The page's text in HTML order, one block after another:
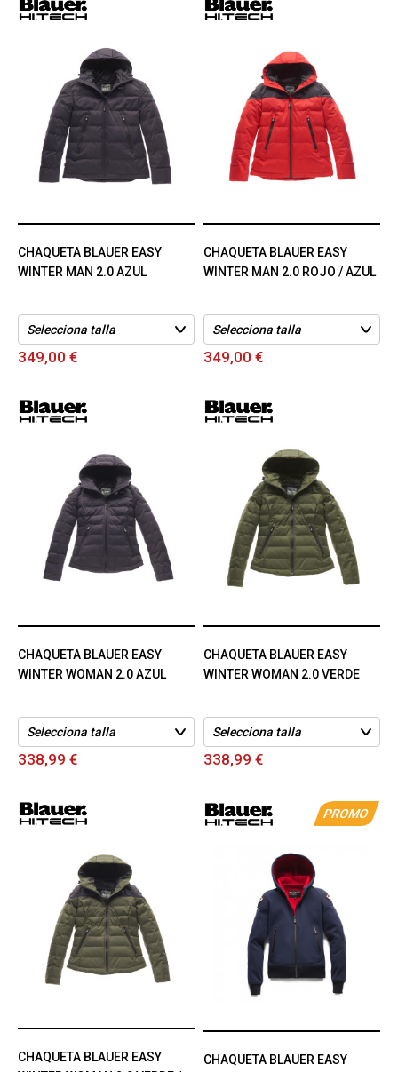
CHAQUETA BLAUER EASY
WINTER MAN 2.0 AZUL
349,00 €
CHAQUETA BLAUER EASY
WINTER MAN 2.0 ROJO / AZUL
349,00 €
CHAQUETA BLAUER EASY
WINTER WOMAN 2.0 AZUL
338,99 €
CHAQUETA BLAUER EASY
WINTER WOMAN 2.0 VERDE
338,99 €
CHAQUETA BLAUER EASY
PROMO
CHAQUETA BLAUER EASY